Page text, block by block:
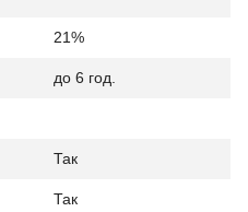
21%
до 6 год.
Так
Так